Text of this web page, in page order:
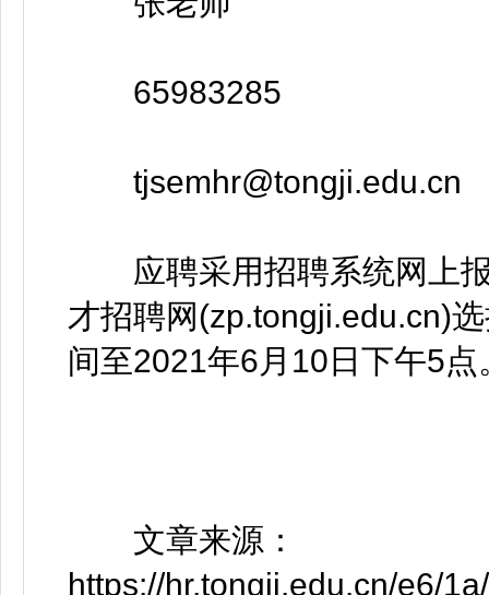
65983285
tjsemhr@tongji.edu.cn
应聘采用招聘系统网上报
才招聘网(zp.tongji.edu.cn)
间至2021年6月10日下午5点
文章来源：
https://hr.tongji.edu.cn/e6/